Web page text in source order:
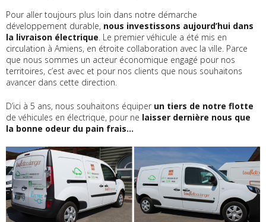
Pour aller toujours plus loin dans notre démarche
développement durable, nous investissons aujourd’hui dans
la livraison électrique. Le premier véhicule a été mis en
circulation à Amiens, en étroite collaboration avec la ville. Parce
que nous sommes un acteur économique engagé pour nos
territoires, c’est avec et pour nos clients que nous souhaitons
avancer dans cette direction.
D’ici à 5 ans, nous souhaitons équiper un tiers de notre flotte
de véhicules en électrique, pour ne laisser dernière nous que
la bonne odeur du pain frais…